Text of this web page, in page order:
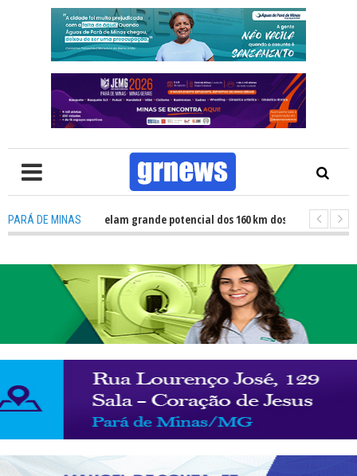
PARÁ DE MINAS
TV: Atletas revelam grande potencial dos 160 km dos Caminhos do